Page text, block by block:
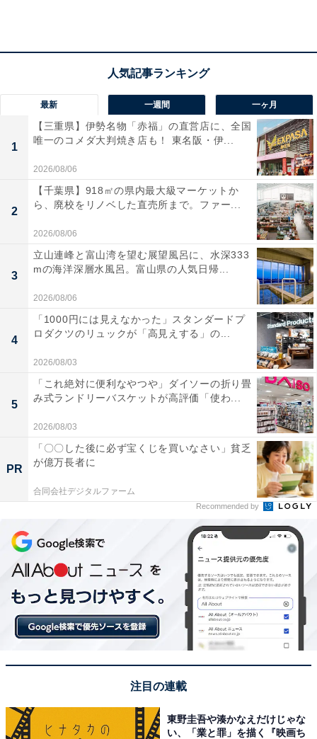
前から見た感じ（筆者撮影）
3COINSで見つけたスカートハンガーは、スカートを横
ではなく縦に収納するアイテムです。横に並べるとスカ
ートの枚数分のスペースが必要になります。だったら縦
に並べちゃえ！というのが、スカートハンガーの発想で
す。そうすれば多少なり下に長くなるけれど、横に広が
りません。これまでのスペースの4分の1くらいで収まっ
てしまうのです。
最新 一週間 一ヶ月
1
【三重県】伊勢名物「赤福」の直営店に、全国
唯一のコメダ大判焼き店も！ 東名阪・伊...
2026/08/06
2
【千葉県】918㎡の県内最大級マーケットか
ら、廃校をリノベした直売所まで。ファー...
2026/08/06
3
立山連峰と富山湾を望む展望風呂に、水深333
mの海洋深層水風呂。富山県の人気日帰...
2026/08/06
4
「1000円には見えなかった」スタンダードプ
ロダクツのリュックが「高見えする」の...
2026/08/03
5
「これ絶対に便利なやつや」ダイソーの折り畳
み式ランドリーバスケットが高評価「使わ...
2026/08/03
PR
「〇〇した後に必ず宝くじを買いなさい」貧乏
が億万長者に
合同会社デジタルファーム
Recommended by
注目の連載
東野圭吾や湊かなえだけじゃな
い、「業と罪」を描く『映画ち